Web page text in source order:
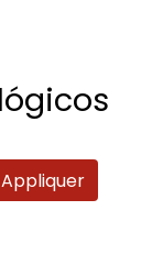
actions
Appliquer